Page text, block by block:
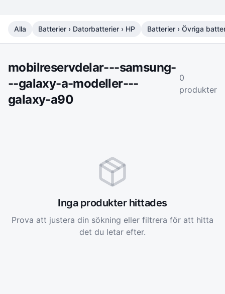
Alla Batterier › Datorbatterier › HP Batterier › Övriga
mobilreservdelar---samsung-
--galaxy-a-modeller---
galaxy-a90
0
produkter
Inga produkter hittades
Prova att justera din sökning eller filtrera för att hitta
det du letar efter.